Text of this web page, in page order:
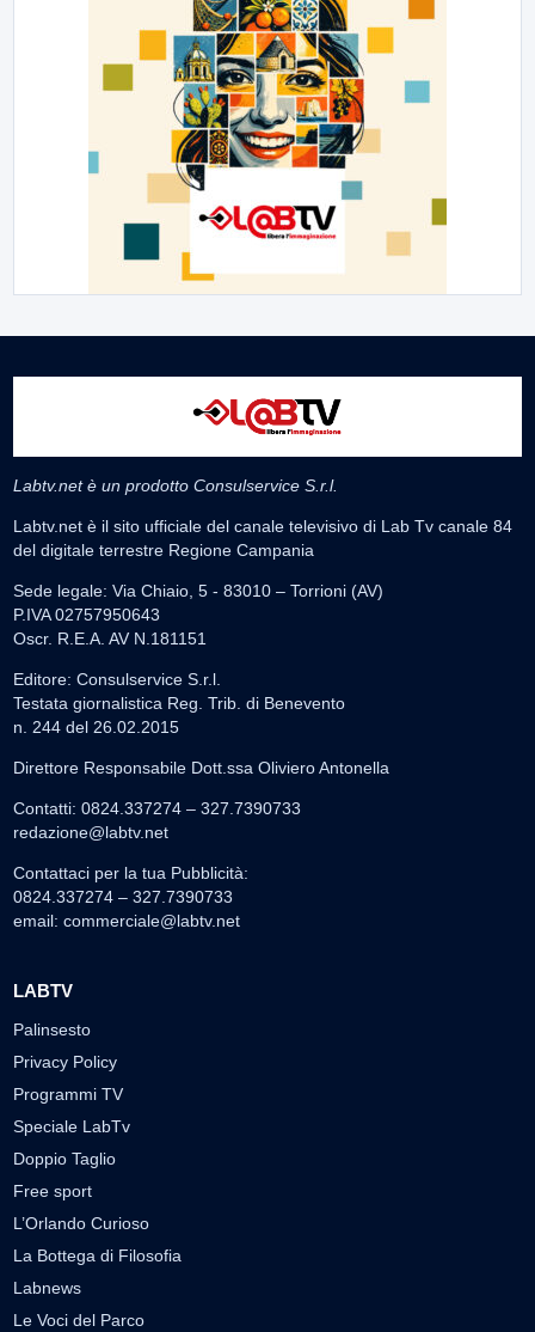
Labtv.net è un prodotto Consulservice S.r.l.
Labtv.net è il sito ufficiale del canale televisivo di Lab Tv canale 84
del digitale terrestre Regione Campania
Sede legale: Via Chiaio, 5 - 83010 – Torrioni (AV)
P.IVA 02757950643
Oscr. R.E.A. AV N.181151
Editore: Consulservice S.r.l.
Testata giornalistica Reg. Trib. di Benevento
n. 244 del 26.02.2015
Direttore Responsabile Dott.ssa Oliviero Antonella
Contatti: 0824.337274 – 327.7390733
redazione@labtv.net
Contattaci per la tua Pubblicità:
0824.337274 – 327.7390733
email: commerciale@labtv.net
LABTV
Palinsesto
Privacy Policy
Programmi TV
Speciale LabTv
Doppio Taglio
Free sport
L’Orlando Curioso
La Bottega di Filosofia
Labnews
Le Voci del Parco